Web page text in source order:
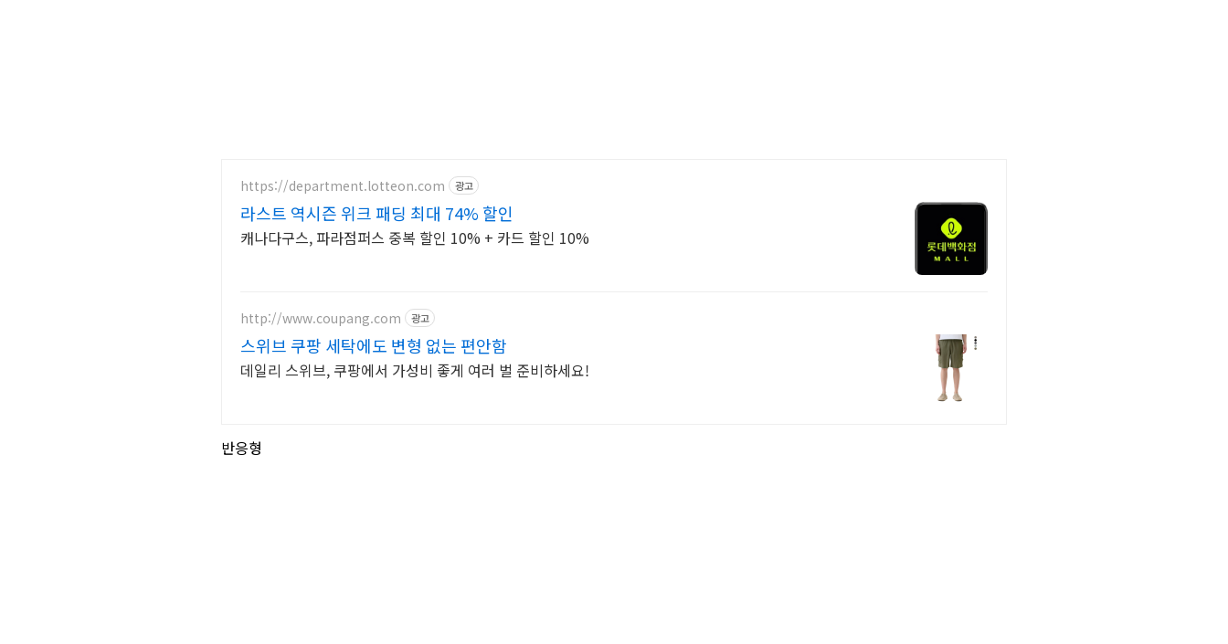
https://department.lotteon.com 광고
라스트 역시즌 위크 패딩 최대 74% 할인
캐나다구스, 파라점퍼스 중복 할인 10% + 카드 할인 10%
http://www.coupang.com 광고
스위브 쿠팡 세탁에도 변형 없는 편안함
데일리 스위브, 쿠팡에서 가성비 좋게 여러 벌 준비하세요!
반응형